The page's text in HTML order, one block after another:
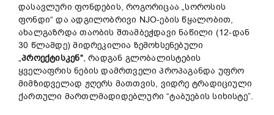
დასავლური ფონდების, როგორიცაა „სოროსის
ფონდი“ და ადგილობრივი NJO-ების წყალობით,
ახალგაზრდა თაობის შთამბეჭდავი ნაწილი (12-დან
30 წლამდე) მიდრეკილია ზემოხსენებული
„პროექტისკენ“, რადგან გლობალისტების
ყველაფრის ნების დამრთველი პროპაგანდა უფრო
მიმზიდველად ჟღერს მათთვის, ვიდრე ტრადიციული
ქართული მართლმადიდებლური “ტაბუების სიხისტე”.